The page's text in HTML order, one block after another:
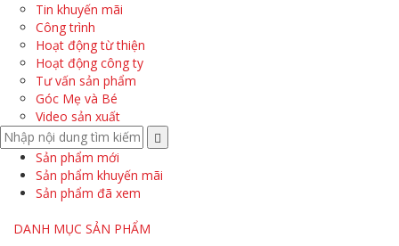
Tin khuyến mãi
Công trình
Hoạt động từ thiện
Hoạt động công ty
Tư vấn sản phẩm
Góc Mẹ và Bé
Video sản xuất
Sản phẩm mới
Sản phẩm khuyến mãi
Sản phẩm đã xem
DANH MỤC SẢN PHẨM